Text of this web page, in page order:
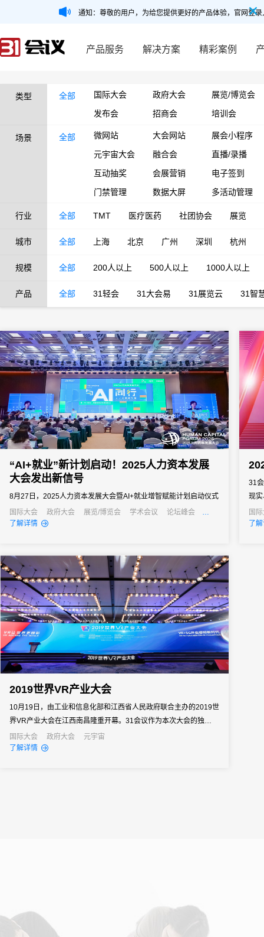
通知：尊敬的用户，为给您提供更好的产品体验，官网登
产品服务 解决方案 精彩案例
类型 全部 国际大会 政府大会
展览/博览会
发布会
招商会 培训会
场景 全部 微网站 大会网站
展会小程序
元宇宙大会
融合会
直播/录播
互动抽奖
会展营销
电子签到
门禁管理
数据大屏 多活动管理
行业 全部 TMT 医疗医药 社团协会 展览
城市 全部 上海 北京 广州 深圳 杭州
规模 全部 200人以上 500人以上 1000人以上
产品 全部 31轻会 31大会易 31展览云 31智
“AI+就业”新计划启动！2025人力资本发展
大会发出新信号
8月27日，2025人力资本发展大会暨AI+就业增智赋能计划启动仪式
在上海徐汇滨江成功举办。
国际大会 政府大会 展览/博览会 学术会议
论坛峰会
线上活动
经销商大会
了解详情
31
现
新
下
国
了
2019世界VR产业大会
10月19日，由工业和信息化部和江西省人民政府联合主办的2019世
界VR产业大会在江西南昌隆重开幕。31会议作为本次大会的独家数
字会务支持单位，为大会提供了包含注册报名、智慧通知、接待管
理、签到管理等在内的会务全流程服务。
国际大会 政府大会
元宇宙
了解详情